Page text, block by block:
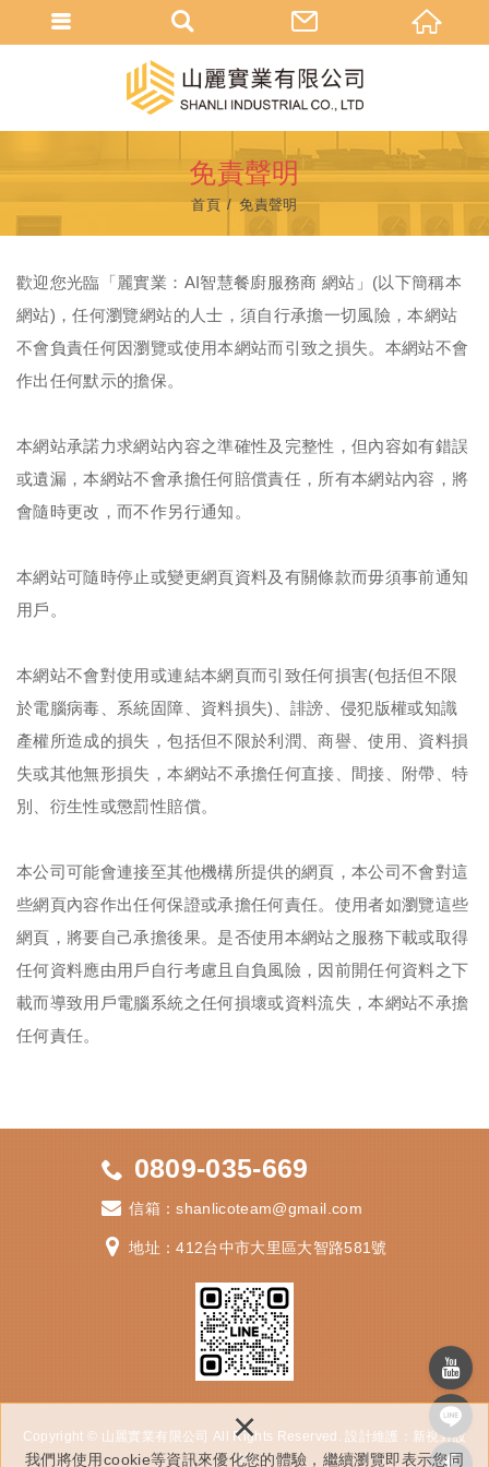
我們將使用cookie等資訊來優化您的體驗，繼續瀏覽即表示您同
×
免責聲明
首頁 免責聲明
歡迎您光臨「麗實業：AI智慧餐廚服務商 網站」(以下簡稱本
網站)，任何瀏覽網站的人士，須自行承擔一切風險，本網站
不會負責任何因瀏覽或使用本網站而引致之損失。本網站不會
作出任何默示的擔保。
本網站承諾力求網站內容之準確性及完整性，但內容如有錯誤
或遺漏，本網站不會承擔任何賠償責任，所有本網站內容，將
會隨時更改，而不作另行通知。
本網站可隨時停止或變更網頁資料及有關條款而毋須事前通知
用戶。
本網站不會對使用或連結本網頁而引致任何損害(包括但不限
於電腦病毒、系統固障、資料損失)、誹謗、侵犯版權或知識
產權所造成的損失，包括但不限於利潤、商譽、使用、資料損
失或其他無形損失，本網站不承擔任何直接、間接、附帶、特
別、衍生性或懲罰性賠償。
本公司可能會連接至其他機構所提供的網頁，本公司不會對這
些網頁內容作出任何保證或承擔任何責任。使用者如瀏覽這些
網頁，將要自己承擔後果。是否使用本網站之服務下載或取得
任何資料應由用戶自行考慮且自負風險，因前開任何資料之下
載而導致用戶電腦系統之任何損壞或資料流失，本網站不承擔
任何責任。
0809-035-669
信箱：shanlicoteam@gmail.com
地址：412台中市大里區大智路581號
Copyright © 山麗實業有限公司 All Rights Reserved. 設計維護： 新視野設
計